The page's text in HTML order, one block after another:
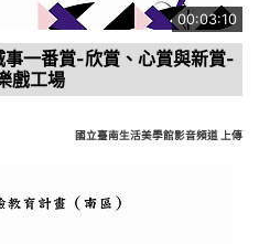
00:03:10
一番賞-欣賞、心賞與新賞-
戲工場
國立臺南生活美學館影音頻道 上傳